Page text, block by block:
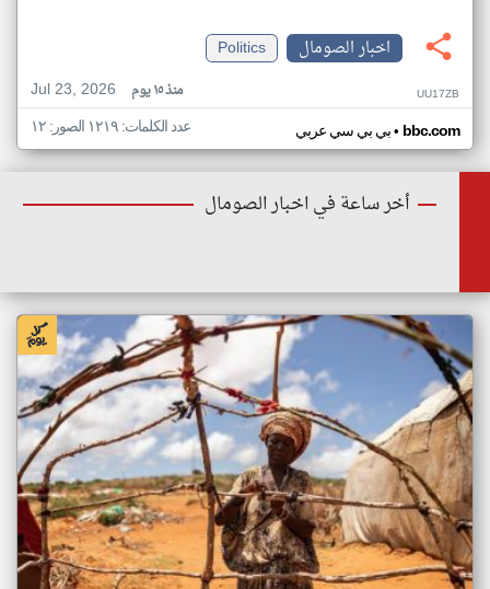
اخبار الصومال
Politics
Jul 23, 2026
منذ ١٥ يوم UU17ZB
بي بي سي عربي• bbc.com عدد الكلمات: ١٢١٩ الصور: ١٢
أخر ساعة في اخبار الصومال